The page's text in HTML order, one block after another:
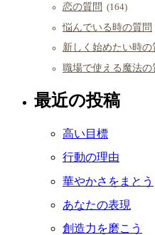
恋の質問 (164)
悩んでいる時の質問
新しく始めたい時の
職場で使える魔法の
最近の投稿
高い目標
行動の理由
華やかさをまとう
あなたの表現
創造力を磨こう